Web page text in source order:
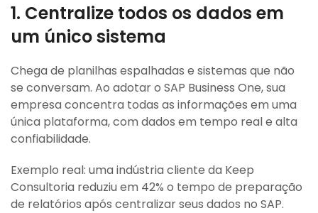
1. Centralize todos os dados em
um único sistema
Chega de planilhas espalhadas e sistemas que não
se conversam. Ao adotar o SAP Business One, sua
empresa concentra todas as informações em uma
única plataforma, com dados em tempo real e alta
confiabilidade.
Exemplo real: uma indústria cliente da Keep
Consultoria reduziu em 42% o tempo de preparação
de relatórios após centralizar seus dados no SAP.